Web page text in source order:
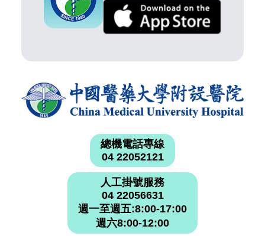
總機電話專線
04 22052121
人工掛號服務
04 22056631
週一至週五:8:00-17:00
週六8:00-12:00